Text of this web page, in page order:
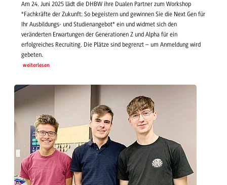
Am 24. Juni 2025 lädt die DHBW ihre Dualen Partner zum Workshop
"Fachkräfte der Zukunft: So begeistern und gewinnen Sie die Next Gen für
Ihr Ausbildungs- und Studienangebot" ein und widmet sich den
veränderten Erwartungen der Generationen Z und Alpha für ein
erfolgreiches Recruiting. Die Plätze sind begrenzt – um Anmeldung wird
gebeten.
weiterlesen